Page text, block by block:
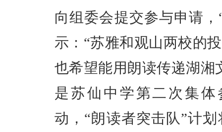
向组委会提交参与申请，
示： “苏雅和观山两校的
也希望能用朗读传递湖湘
是苏仙中学第二次集
动， “朗读者突击队”计